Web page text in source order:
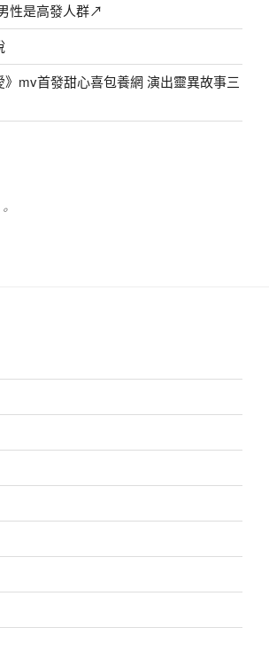
性是高發人群↗
》mv首發甜心喜包養網 演出靈異故事三